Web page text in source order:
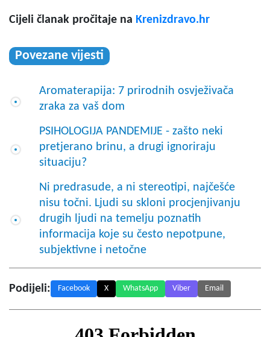
Cijeli članak pročitaje na Krenizdravo.hr
Povezane vijesti
Aromaterapija: 7 prirodnih osvježivača
zraka za vaš dom
PSIHOLOGIJA PANDEMIJE - zašto neki
pretjerano brinu, a drugi ignoriraju
situaciju?
Ni predrasude, a ni stereotipi, najčešće
nisu točni. Ljudi su skloni procjenjivanju
drugih ljudi na temelju poznatih
informacija koje su često nepotpune,
subjektivne i netočne
Podijeli: Facebook X WhatsApp Viber Email